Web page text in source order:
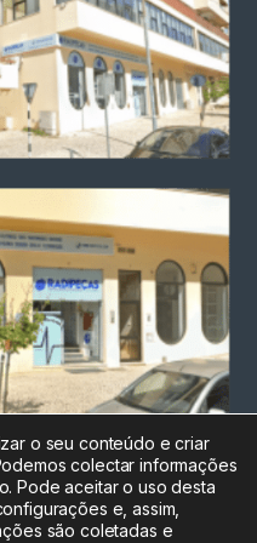
rede fixa
212
o seu conteúdo e criar
colectar informações
Pode aceitar o uso desta
e, assim,
são coletadas e